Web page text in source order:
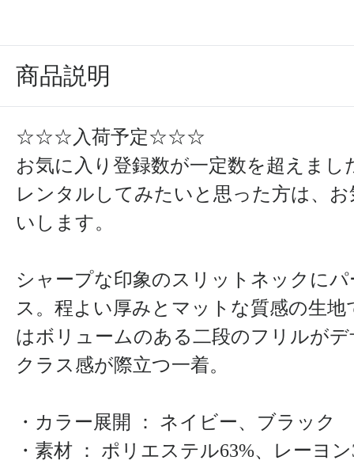
商品説明
☆☆☆入荷予定☆☆☆
お気に入り登録数が一定数を超えま
レンタルしてみたいと思った方は、
いします。
シャープな印象のスリットネックに
ス。程よい厚みとマットな質感の生
はボリュームのある二段のフリルが
クラス感が際立つ一着。
・カラー展開 ： ネイビー、ブラック
・素材 ： ポリエステル63%、レー